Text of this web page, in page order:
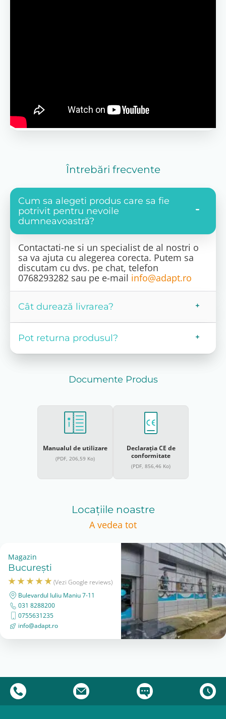
Întrebări frecvente
Cum sa alegeti produs care sa fie
potrivit pentru nevoile
dumneavoastră?
Contactati-ne si un specialist de al nostri o
sa va ajuta cu alegerea corecta. Putem sa
discutam cu dvs. pe chat, telefon
0768293282 sau pe e-mail info@adapt.ro
Cât durează livrarea?
Pot returna produsul?
Documente Produs
Manualul de utilizare
(PDF, 206,59 Ko)
Declarația CE de
conformitate
(PDF, 856,46 Ko)
Locațiile noastre
A vedea tot
Magazin
București
(Vezi Google reviews)
Bulevardul Iuliu Maniu 7-11
031 8288200
0755631235
info@adapt.ro